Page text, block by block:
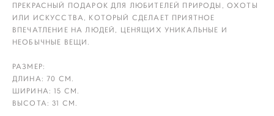
ПРЕКРАСНЫЙ ПОДАРОК ДЛЯ ЛЮБИТЕЛЕЙ ПРИРОДЫ, ОХОТЫ
ИЛИ ИСКУССТВА, КОТОРЫЙ СДЕЛАЕТ ПРИЯТНОЕ
ВПЕЧАТЛЕНИЕ НА ЛЮДЕЙ, ЦЕНЯЩИХ УНИКАЛЬНЫЕ И
НЕОБЫЧНЫЕ ВЕЩИ.
РАЗМЕР:
ДЛИНА: 70 СМ.
ШИРИНА: 15 СМ.
ВЫСОТА: 31 СМ.